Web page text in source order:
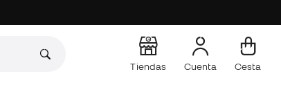
Tiendas Cuenta Cesta